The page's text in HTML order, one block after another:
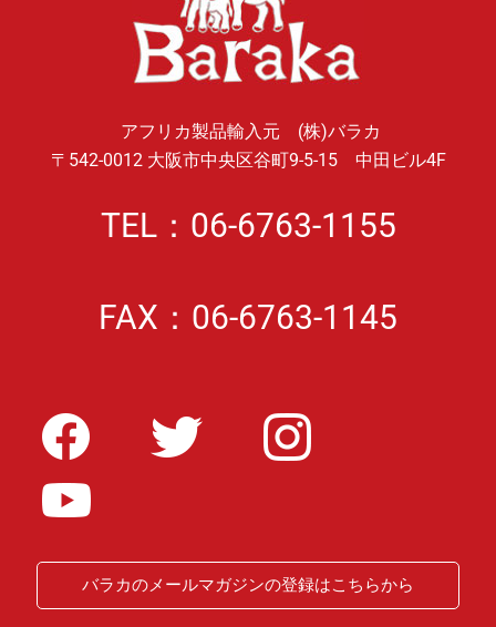
アフリカ製品輸入元 (株)バラカ
〒542-0012 大阪市中央区谷町9-5-15 中田ビル4F
TEL：06-6763-1155
FAX：06-6763-1145
バラカのメールマガジンの登録はこちらから